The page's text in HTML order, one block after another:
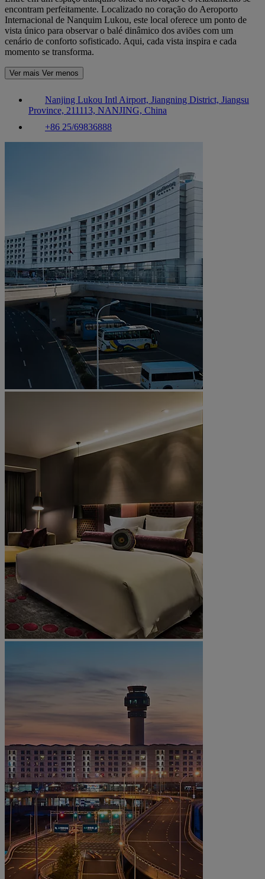
encontram perfeitamente. Localizado no coração do Aeroporto
Internacional de Nanquim Lukou, este local oferece um ponto de
vista único para observar o balé dinâmico dos aviões com um
cenário de conforto sofisticado. Aqui, cada vista inspira e cada
momento se transforma.
Ver mais Ver menos
Nanjing Lukou Intl Airport, Jiangning District, Jiangsu
Province, 211113, NANJING, China
+86 25/69836888